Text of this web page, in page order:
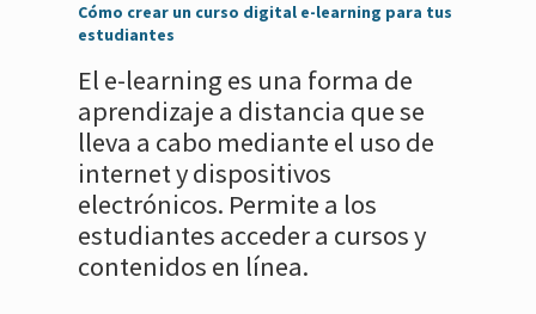
Cómo crear un curso digital e-learning para tus
estudiantes
El e-learning es una forma de
aprendizaje a distancia que se
lleva a cabo mediante el uso de
internet y dispositivos
electrónicos. Permite a los
estudiantes acceder a cursos y
contenidos en línea.